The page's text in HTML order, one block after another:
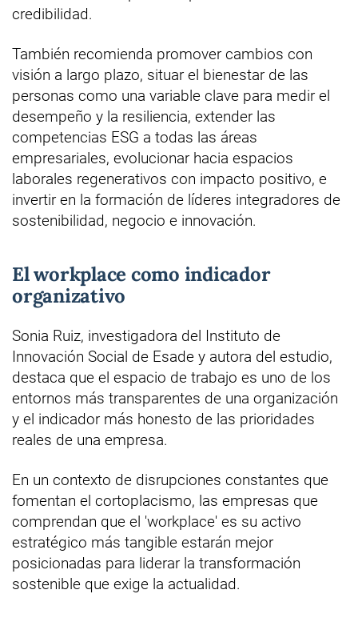
credibilidad.
También recomienda promover cambios con
visión a largo plazo, situar el bienestar de las
personas como una variable clave para medir el
desempeño y la resiliencia, extender las
competencias ESG a todas las áreas
empresariales, evolucionar hacia espacios
laborales regenerativos con impacto positivo, e
invertir en la formación de líderes integradores de
sostenibilidad, negocio e innovación.
El workplace como indicador
organizativo
Sonia Ruiz, investigadora del Instituto de
Innovación Social de Esade y autora del estudio,
destaca que el espacio de trabajo es uno de los
entornos más transparentes de una organización
y el indicador más honesto de las prioridades
reales de una empresa.
En un contexto de disrupciones constantes que
fomentan el cortoplacismo, las empresas que
comprendan que el 'workplace' es su activo
estratégico más tangible estarán mejor
posicionadas para liderar la transformación
sostenible que exige la actualidad.